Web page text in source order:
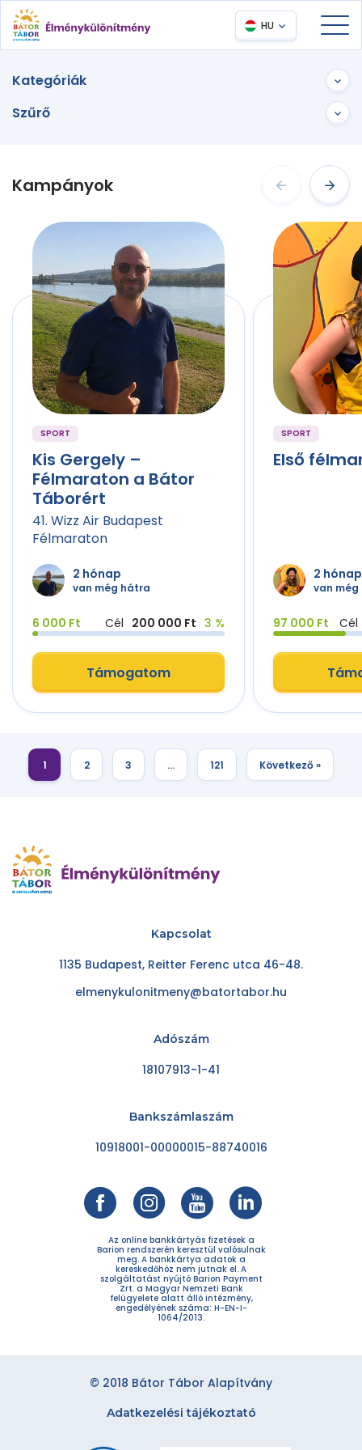
HU
Kategóriák
Szűrő
Kampányok
SPORT
Kis Gergely –
Félmaraton a Bátor
Táborért
41. Wizz Air Budapest
Félmaraton
2 hónap
van még hátra
6 000 Ft Cél 200 000 Ft 3 %
Támogatom
SPORT
Első
2 hónap
van
97 000 Ft Cél
1 2 3 … 121 Következő »
Kapcsolat
1135 Budapest, Reitter Ferenc utca 46-48.
elmenykulonitmeny@batortabor.hu
Adószám
18107913-1-41
Bankszámlaszám
10918001-00000015-88740016
Az online bankkártyás fizetések a
Barion rendszerén keresztül valósulnak
meg. A bankkártya adatok a
kereskedőhöz nem jutnak el. A
szolgáltatást nyújtó Barion Payment
Zrt. a Magyar Nemzeti Bank
felügyelete alatt álló intézmény,
engedélyének száma: H-EN-I-
1064/2013.
© 2018 Bátor Tábor Alapítvány
Adatkezelési tájékoztató